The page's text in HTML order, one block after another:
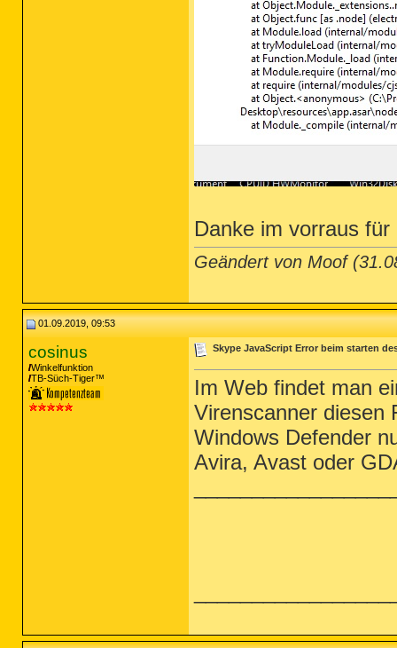
Danke im vorraus für
Geändert von Moof
01.09.2019, 09:53
cosinus
Winkelfunktion
TB-Süch-Tiger™
Skype JavaScript Error beim starten
Im Web findet man
Virenscanner diesen
Windows Defender
Avira, Avast oder